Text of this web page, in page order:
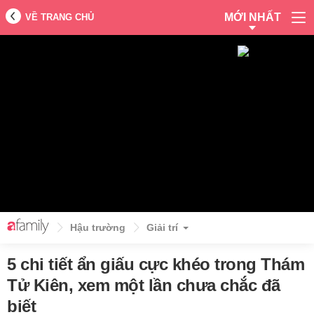
VỀ TRANG CHỦ MỚI NHẤT
Hậu trường Giải trí
5 chi tiết ẩn giấu cực khéo trong Thám
Tử Kiên, xem một lần chưa chắc đã
biết